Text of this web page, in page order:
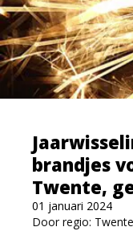
brandjes
Twente,
01 januari 2024
Door regio: Twente
over
Jaarwisseling
2024:
Veel
kleine
brandweer
Twente,
grote
incidenten